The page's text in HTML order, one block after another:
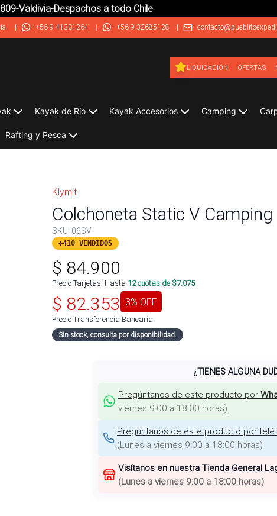
Valdivia-Despachos a todo Chile
| +56 9 41301264 | +56 9 32685128 |
LIQUIDACIÓN OFERTAS
Kayak de Río Kayak Accesorios Camping
Rafting y Pesca
Klymit
Colchoneta Static V Camping
SKU: 06SV
+410 VENDIDOS
$ 84.900
Precio Tarjetas: Hasta 12cuotas de $7.075
$ 82.353 3% OFF
Precio Transferencia Bancaria
Sin stock, consulta por disponibilidad.
¿TIENES ALGUNA
Pregúntanos de este producto por
viernes 9:00 a 18:00 horas)
Pregúntanos de este producto por
(Lunes a viernes 9:00 a 18:00 horas)
Visítanos en nuestra Tienda General
(Lunes a viernes 9:00 a 18:00 horas)